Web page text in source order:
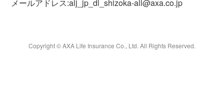
メールアドレス:alj_jp_dl_shizoka-all@axa.co.jp
Copyright © AXA Life Insurance Co., Ltd. All Rights Reserved.